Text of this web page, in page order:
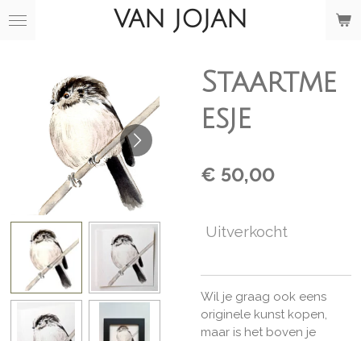
Ga
hoofdinhoud
VAN JOJAN
Staartme
esje
€ 50,00
Uitverkocht
Wil je graag ook eens
originele kunst kopen,
maar is het boven je